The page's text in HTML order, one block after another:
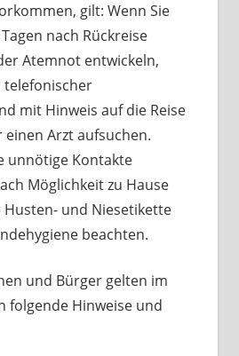
gilt: Wenn Sie
nach Rückreise
Atemnot entwickeln,
telefonischer
mit Hinweis auf die Reise
einen Arzt aufsuchen.
unnötige Kontakte
Möglichkeit zu Hause
Husten- und Niesetikette
beachten.
und Bürger gelten im
folgende Hinweise und